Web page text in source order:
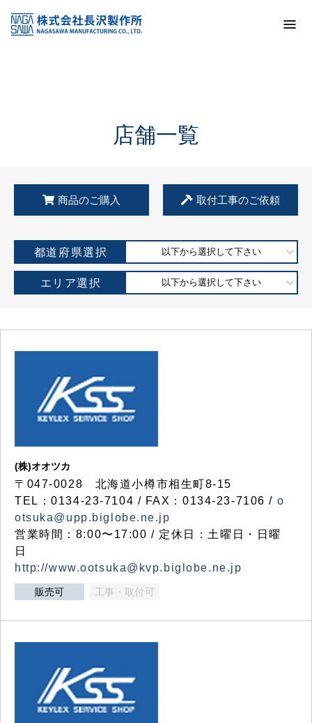
KSS加盟店・取扱店情報
店舗一覧
店舗一覧
商品のご購入 取付工事のご依頼
都道府県選択 以下から選択して下さい
エリア選択 以下から選択して下さい
(株)オオツカ
〒047-0028 北海道小樽市相生町8-15
TEL：0134-23-7104 / FAX：0134-23-7106 / o
otsuka@upp.biglobe.ne.jp
営業時間：8:00〜17:00 / 定休日：土曜日・日曜
日
http://www.ootsuka@kvp.biglobe.ne.jp
販売可 工事・取付可